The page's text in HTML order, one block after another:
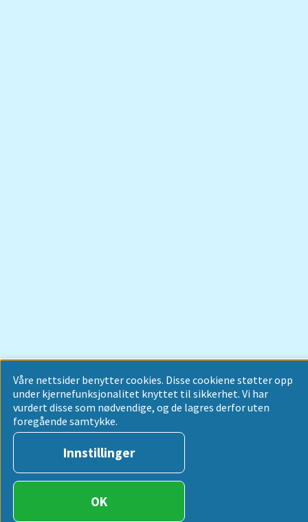
Våre nettsider benytter cookies. Disse cookiene støtter opp
under kjernefunksjonalitet knyttet til sikkerhet. Vi har
vurdert disse som nødvendige, og de lagres derfor uten
foregående samtykke.
Innstillinger
OK